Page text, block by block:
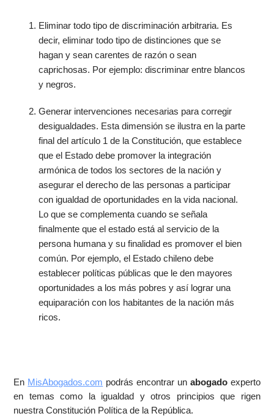
Eliminar todo tipo de discriminación arbitraria. Es
decir, eliminar todo tipo de distinciones que se
hagan y sean carentes de razón o sean
caprichosas. Por ejemplo: discriminar entre blancos
y negros.
Generar intervenciones necesarias para corregir
desigualdades. Esta dimensión se ilustra en la parte
final del artículo 1 de la Constitución, que establece
que el Estado debe promover la integración
armónica de todos los sectores de la nación y
asegurar el derecho de las personas a participar
con igualdad de oportunidades en la vida nacional.
Lo que se complementa cuando se señala
finalmente que el estado está al servicio de la
persona humana y su finalidad es promover el bien
común. Por ejemplo, el Estado chileno debe
establecer políticas públicas que le den mayores
oportunidades a los más pobres y así lograr una
equiparación con los habitantes de la nación más
ricos.
En MisAbogados.com podrás encontrar un abogadoexperto
en temas como la igualdad y otros principios que rigen
nuestra Constitución Política de la República.